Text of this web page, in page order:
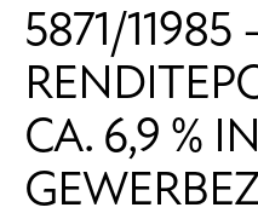
5871/11985
CA. 6,9 %